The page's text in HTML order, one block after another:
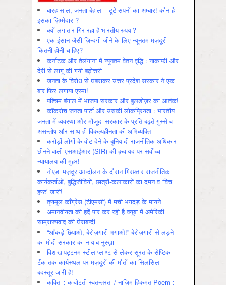
बारह साल, जनता बेहाल – टूटे सपनों का अम्बार! कौन है
इसका ज़िम्मेदार ?
क्यों लगातार गिर रहा है भारतीय रुपया?
एक इंसान जैसी ज़िन्दगी जीने के लिए न्यूनतम मज़दूरी
कितनी होनी चाहिए?
कर्नाटक और तेलंगाना में न्यूनतम वेतन वृद्धि : नाकाफ़ी और
देरी से लागू की गयी बढ़ोत्तरी
जनता के विरोध से घबराकर उत्तर प्रदेश सरकार ने एक
बार फिर लगाया एस्मा!
पश्चिम बंगाल में भाजपा सरकार और बुलडोज़र का आतंक!
कॉकरोच जनता पार्टी और उसकी लोकप्रियता : भारतीय
जनता में व्‍यवस्‍था और मौजूदा सरकार के प्रति बढ़ते गुस्‍से व
असन्‍तोष और साथ ही विकल्‍पहीनता की अभिव्‍यक्ति
करोड़ों लोगों के वोट देने के बुनियादी राजनीतिक अधिकार
छीनने वाली एसआईआर (SIR) की क़वायद पर सर्वोच्च
न्यायालय की मुहर!
नोएडा मज़दूर आन्दोलन के दौरान गिरफ़्तार राजनीतिक
कार्यकर्ताओं, बुद्धिजीवियों, छात्रों-कलाकारों का दमन व ‘विच
हण्ट’ जारी!
तृणमूल काँग्रेस (टीएमसी) में मची भगदड़ के मायने
अमानवीयता की हदें पार कर रही है क्यूबा में अमेरिकी
साम्राज्यवाद की घेराबन्दी
“आँकड़े छिपाओ, बेरोज़गारी भगाओ!” बेरोज़गारी से लड़ने
का मोदी सरकार का नायाब नुस्ख़ा
विशाखापट्टनम स्टील प्लाण्ट से लेकर सूरत के सेप्टिक
टैंक तक कार्यस्थल पर मज़दूरों की मौतों का सिलसिला
बदस्तूर जारी है!
कविता : कचोटती स्वतन्त्रता / नाज़िम हिकमत Poem :